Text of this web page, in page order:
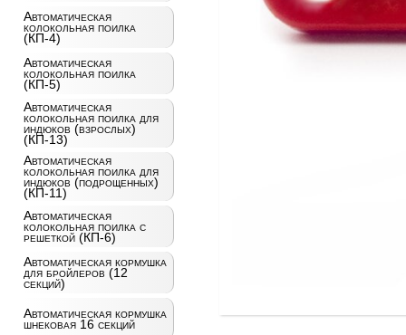
Автоматическая
колокольная поилка
(КП-4)
Автоматическая
колокольная поилка
(КП-5)
Автоматическая
колокольная поилка для
индюков (взрослых)
(КП-13)
Автоматическая
колокольная поилка для
индюков (подрощенных)
(КП-11)
Автоматическая
колокольная поилка с
решеткой (КП-6)
Автоматическая кормушка
для бройлеров (12
секций)
Автоматическая кормушка
шнековая 16 секций